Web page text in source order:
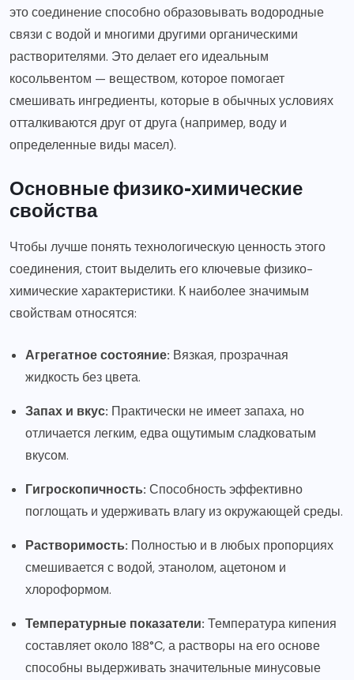
это соединение способно образовывать водородные
связи с водой и многими другими органическими
растворителями. Это делает его идеальным
косольвентом — веществом, которое помогает
смешивать ингредиенты, которые в обычных условиях
отталкиваются друг от друга (например, воду и
определенные виды масел).
Основные физико-химические
свойства
Чтобы лучше понять технологическую ценность этого
соединения, стоит выделить его ключевые физико-
химические характеристики. К наиболее значимым
свойствам относятся:
Агрегатное состояние: Вязкая, прозрачная
жидкость без цвета.
Запах и вкус: Практически не имеет запаха, но
отличается легким, едва ощутимым сладковатым
вкусом.
Гигроскопичность: Способность эффективно
поглощать и удерживать влагу из окружающей среды.
Растворимость: Полностью и в любых пропорциях
смешивается с водой, этанолом, ацетоном и
хлороформом.
Температурные показатели: Температура кипения
составляет около 188°C, а растворы на его основе
способны выдерживать значительные минусовые